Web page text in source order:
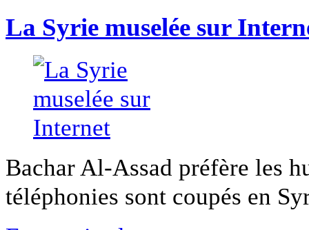
La Syrie muselée sur
Bachar Al-Assad préfère les
téléphonies sont coupés en